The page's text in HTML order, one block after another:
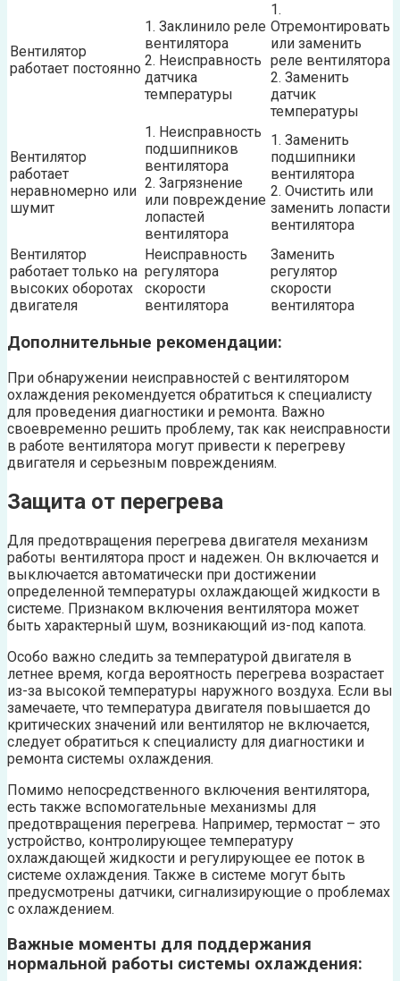
Вентилятор
работает постоянно
1. Заклинило реле
вентилятора
2. Неисправность
датчика
температуры
1.
Отремонтировать
или заменить
реле вентилятора
2. Заменить
датчик
температуры
Вентилятор
работает
неравномерно или
шумит
1. Неисправность
подшипников
вентилятора
2. Загрязнение
или повреждение
лопастей
вентилятора
1. Заменить
подшипники
вентилятора
2. Очистить или
заменить лопасти
вентилятора
Вентилятор
работает только на
высоких оборотах
двигателя
Неисправность
регулятора
скорости
вентилятора
Заменить
регулятор
скорости
вентилятора
Дополнительные рекомендации:
При обнаружении неисправностей с вентилятором
охлаждения рекомендуется обратиться к специалисту
для проведения диагностики и ремонта. Важно
своевременно решить проблему, так как неисправности
в работе вентилятора могут привести к перегреву
двигателя и серьезным повреждениям.
Защита от перегрева
Для предотвращения перегрева двигателя механизм
работы вентилятора прост и надежен. Он включается и
выключается автоматически при достижении
определенной температуры охлаждающей жидкости в
системе. Признаком включения вентилятора может
быть характерный шум, возникающий из-под капота.
Особо важно следить за температурой двигателя в
летнее время, когда вероятность перегрева возрастает
из-за высокой температуры наружного воздуха. Если вы
замечаете, что температура двигателя повышается до
критических значений или вентилятор не включается,
следует обратиться к специалисту для диагностики и
ремонта системы охлаждения.
Помимо непосредственного включения вентилятора,
есть также вспомогательные механизмы для
предотвращения перегрева. Например, термостат – это
устройство, контролирующее температуру
охлаждающей жидкости и регулирующее ее поток в
системе охлаждения. Также в системе могут быть
предусмотрены датчики, сигнализирующие о проблемах
с охлаждением.
Важные моменты для поддержания
нормальной работы системы охлаждения: